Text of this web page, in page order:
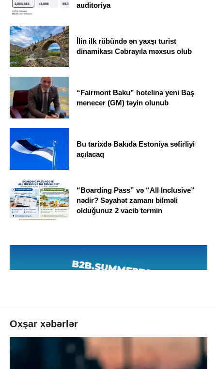
auditoriya
İlin ilk rübündə ən yaxşı turist
dinamikası Cəbrayıla məxsus olub
“Fairmont Baku” hotelinə yeni Baş
menecer (GM) təyin olunub
Bu tarixdə Bakıda Estoniya səfirliyi
açılacaq
“Boarding Pass” və “All Inclusive”
nədir? Səyahət zamanı bilməli
olduğunuz 2 vacib termin
Oxşar xəbərlər